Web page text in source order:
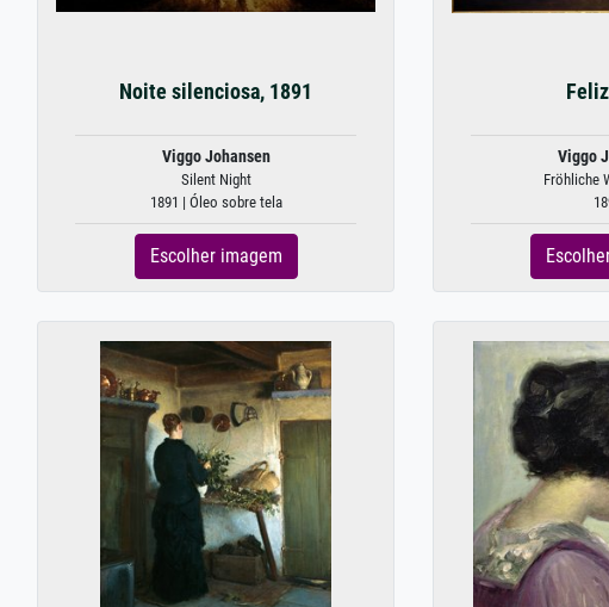
Noite silenciosa, 1891
Viggo Johansen
Silent Night
1891 | Óleo sobre tela
Escolher imagem
Viggo
Fröhliche